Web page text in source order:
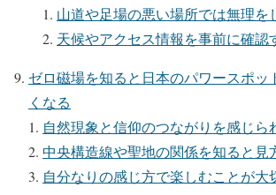
山道や足場の悪い場所では無理を
天候やアクセス情報を事前に確認
ゼロ磁場を知ると日本のパワースポッ
くなる
自然現象と信仰のつながりを感じら
中央構造線や聖地の関係を知ると見
自分なりの感じ方で楽しむことが大